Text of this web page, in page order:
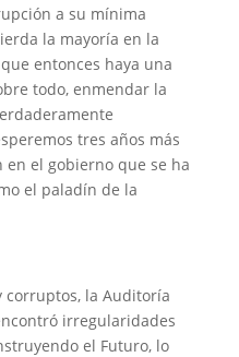
a su mínima
la mayoría en la
entonces haya una
todo, enmendar la
tres años más
el gobierno que se ha
el paladín de la
corruptos, la Auditoría
irregularidades
el Futuro, lo